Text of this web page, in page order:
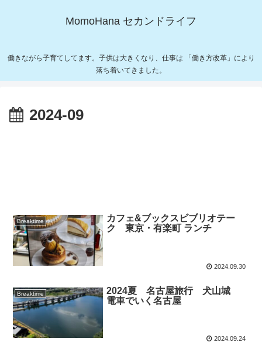
MomoHana セカンドライフ
働きながら子育てしてます。子供は大きくなり、仕事は 「働き方改革」により
落ち着いてきました。
2024-09
Breaktime
カフェ&ブックスビブリオテー
ク 東京・有楽町 ランチ
2024.09.30
Breaktime
2024夏 名古屋旅行 犬山城
電車でいく名古屋
2024.09.24